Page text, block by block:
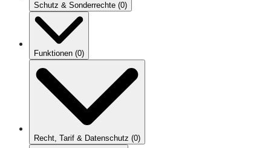
Schutz & Sonderrechte (0)
Funktionen (0)
Recht, Tarif & Datenschutz (0)